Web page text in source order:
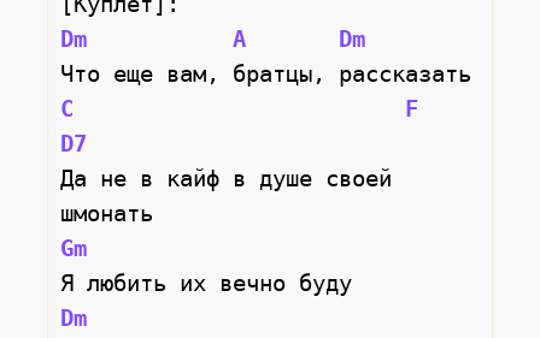
Dm
A
Dm
Что еще вам, братцы, рассказать
C
F
D7
Да не в кайф в душе своей
шмонать
Gm
Я любить их вечно буду
Dm